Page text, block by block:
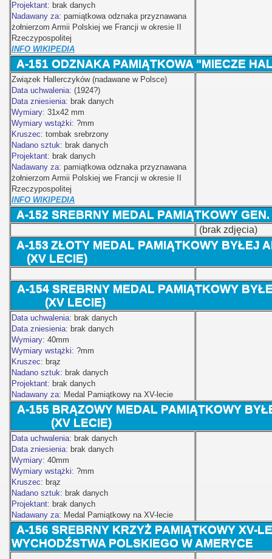
Projektant: brak danych
Nadawany za: pamiątkowa odznaka przyznawana
żołnierzom Armii Polskiej we Francji w okresie II
Rzeczypospolitej
INFO WIKIPEDIA
A-151 ODZNAKA PAMIĄTKOWA "MIECZE
Związek Hallerczyków (nadawane w Polsce)
Data uchwalenia: (1924?)
Data zniesienia: brak danych
Wymiary: 31x42 mm
Wymiary wstążki: ?mm
Kruszec: tombak srebrzony
Nadano sztuk: brak danych
Projektant: brak danych
Nadawany za: pamiątkowa odznaka przyznawana
żołnierzom Armii Polskiej we Francji w okresie II
Rzeczypospolitej
INFO WIKIPEDIA
A-152 SREBRNY MEDAL PAMIĄTKOWY
(brak zdjęcia)
A-153 ZŁOTY MEDAL PAMIĄTKOWY
(XV LECIE)
A-154 SREBRNY MEDAL PAMIĄTKOWY
(XV LECIE)
Data uchwalenia: brak danych
Data zniesienia: brak danych
Wymiary: 40mm
Wymiary wstążki: ?mm
Kruszec: brąz
Nadano sztuk: brak danych
Projektant: brak danych
Nadawany za: Medal Pamiątkowy na XV-lecie
A-155 BRĄZOWY MEDAL PAMIĄTKOWY
(XV LECIE)
Data uchwalenia: brak danych
Data zniesienia: brak danych
Wymiary: 40mm
Wymiary wstążki: ?mm
Kruszec: brąz
Nadano sztuk: brak danych
Projektant: brak danych
Nadawany za: Medal Pamiątkowy na XV-lecie
A-156 SREBRNY KRZYŻ PAMIĄTKOWY XV-
WYCHODŹSTWA POLSKIEGO W AMERYCE